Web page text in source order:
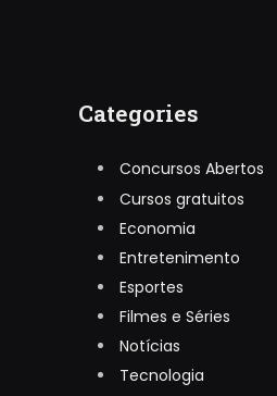
Categories
Concursos Abertos
Cursos gratuitos
Economia
Entretenimento
Esportes
Filmes e Séries
Notícias
Tecnologia